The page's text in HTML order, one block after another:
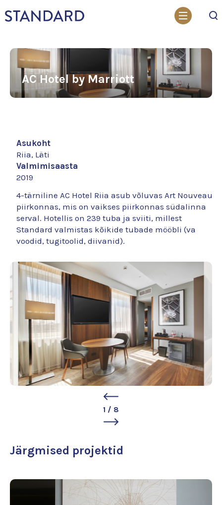
AC Hotel by Marriott
Asukoht
Riia, Läti
Valmimisaasta
2019
4-tärniline AC Hotel Riia asub võluvas Art Nouveau
piirkonnas, mis on vaikses piirkonnas südalinna
serval. Hotellis on 239 tuba ja sviiti, millest
Standard valmistas kõikide tubade mööbli (va
voodid, tugitoolid, diivanid).
1 / 8
Järgmised projektid